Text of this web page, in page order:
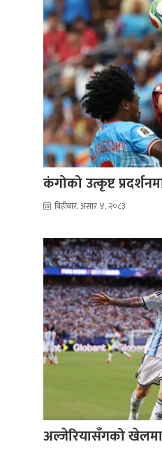
कंगोको उत्कृष्ट
बिहीबार, असार ४, २०८३
अल्जेरियासँगको खेलमा